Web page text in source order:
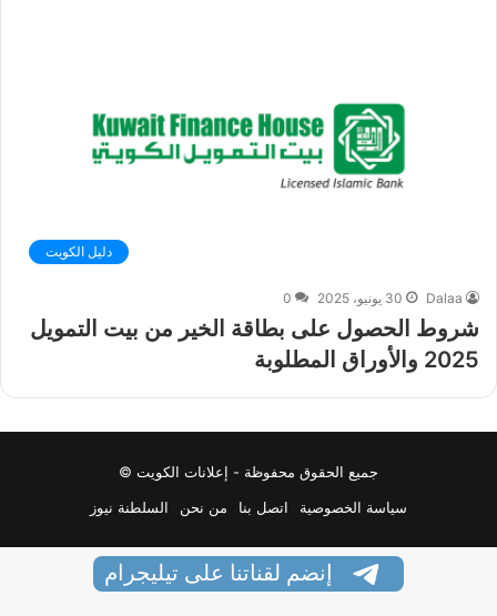
دليل الكويت
Dalaa 30 يونيو، 2025 0
شروط الحصول على بطاقة الخير من بيت التمويل
2025 والأوراق المطلوبة
جميع الحقوق محفوظة - إعلانات الكويت ©
سياسة الخصوصية
اتصل بنا من نحن السلطنة نيوز
إنضم لقناتنا على تيليجرام